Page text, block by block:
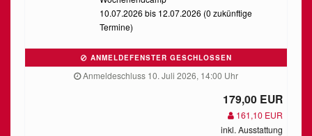
10.07.2026 bis 12.07.2026 (0 zukünftige
Termine)
ANMELDEFENSTER GESCHLOSSEN
Anmeldeschluss 10. Juli 2026, 14:00 Uhr
179,00 EUR
161,10 EUR
inkl. Ausstattung